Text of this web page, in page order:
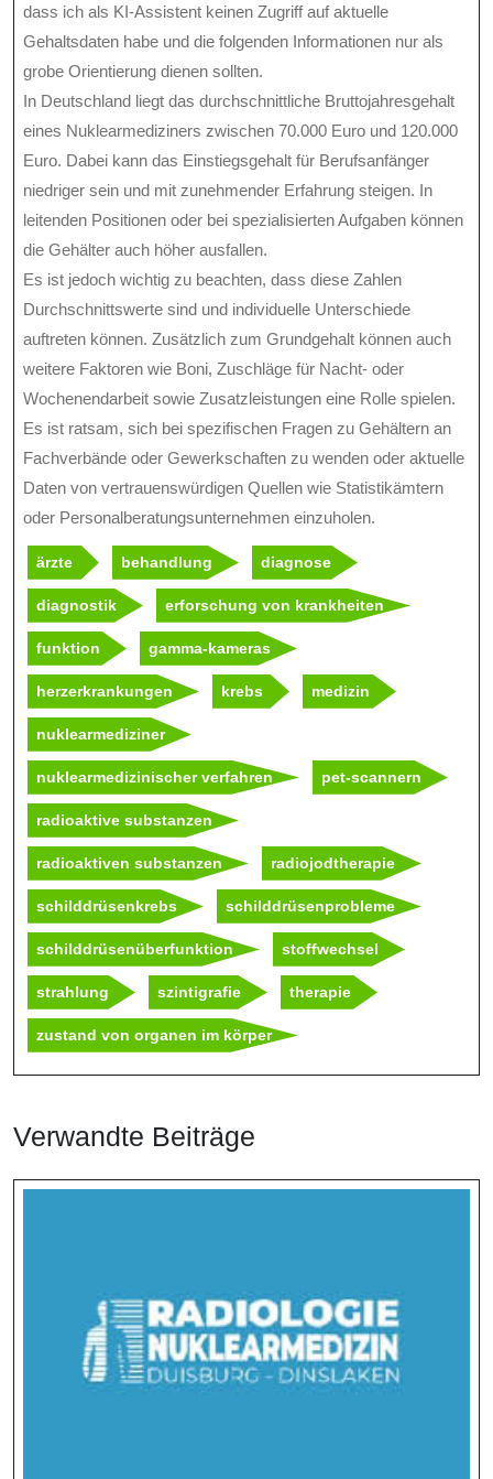
dass ich als KI-Assistent keinen Zugriff auf aktuelle
Gehaltsdaten habe und die folgenden Informationen nur als
grobe Orientierung dienen sollten.
In Deutschland liegt das durchschnittliche Bruttojahresgehalt
eines Nuklearmediziners zwischen 70.000 Euro und 120.000
Euro. Dabei kann das Einstiegsgehalt für Berufsanfänger
niedriger sein und mit zunehmender Erfahrung steigen. In
leitenden Positionen oder bei spezialisierten Aufgaben können
die Gehälter auch höher ausfallen.
Es ist jedoch wichtig zu beachten, dass diese Zahlen
Durchschnittswerte sind und individuelle Unterschiede
auftreten können. Zusätzlich zum Grundgehalt können auch
weitere Faktoren wie Boni, Zuschläge für Nacht- oder
Wochenendarbeit sowie Zusatzleistungen eine Rolle spielen.
Es ist ratsam, sich bei spezifischen Fragen zu Gehältern an
Fachverbände oder Gewerkschaften zu wenden oder aktuelle
Daten von vertrauenswürdigen Quellen wie Statistikämtern
oder Personalberatungsunternehmen einzuholen.
ärzte behandlung diagnose
diagnostik erforschung von krankheiten
funktion gamma-kameras
herzerkrankungen krebs medizin
nuklearmediziner
nuklearmedizinischer verfahren pet-scannern
radioaktive substanzen
radioaktiven substanzen radiojodtherapie
schilddrüsenkrebs schilddrüsenprobleme
schilddrüsenüberfunktion stoffwechsel
strahlung szintigrafie therapie
zustand von organen im körper
Verwandte Beiträge